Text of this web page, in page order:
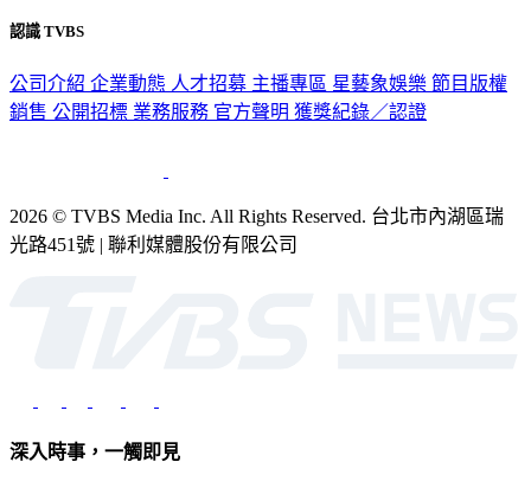
認識 TVBS
公司介紹 企業動態 人才招募 主播專區 星藝象娛樂 節目版權
銷售 公開招標 業務服務 官方聲明 獲獎紀錄／認證
2026 © TVBS Media Inc. All Rights Reserved. 台北市內湖區瑞
光路451號 | 聯利媒體股份有限公司
深入時事，一觸即見